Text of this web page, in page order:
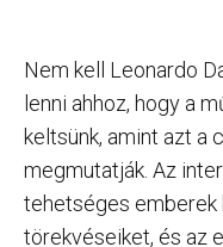
Nem kell Leonardo
lenni ahhoz, hogy a
keltsünk, amint azt a
megmutatják. Az
tehetséges emberek
törekvéseiket, és az